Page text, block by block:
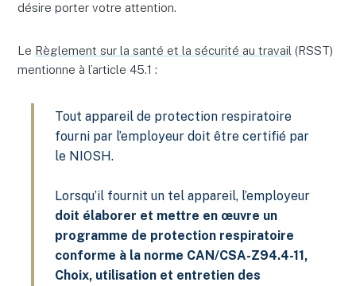
désire porter votre attention.
Le Règlement sur la santé et la sécurité au travail (RSST)
mentionne à l’article 45.1 :
Tout appareil de protection respiratoire
fourni par l’employeur doit être certifié par
le NIOSH.
Lorsqu’il fournit un tel appareil, l’employeur
doit élaborer et mettre en œuvre un
programme de protection respiratoire
conforme à la norme CAN/CSA-Z94.4-11,
Choix, utilisation et entretien des